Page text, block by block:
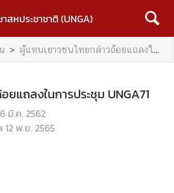
สหประชาชาติ (UNGA)
ผู้แทนเยาวชนไทยกล่าวถ้อยแถลงในการประชุม UNGA
ยแถลงในการประชุม UNGA71
มี.ค. 2562
12 พ.ย. 2565